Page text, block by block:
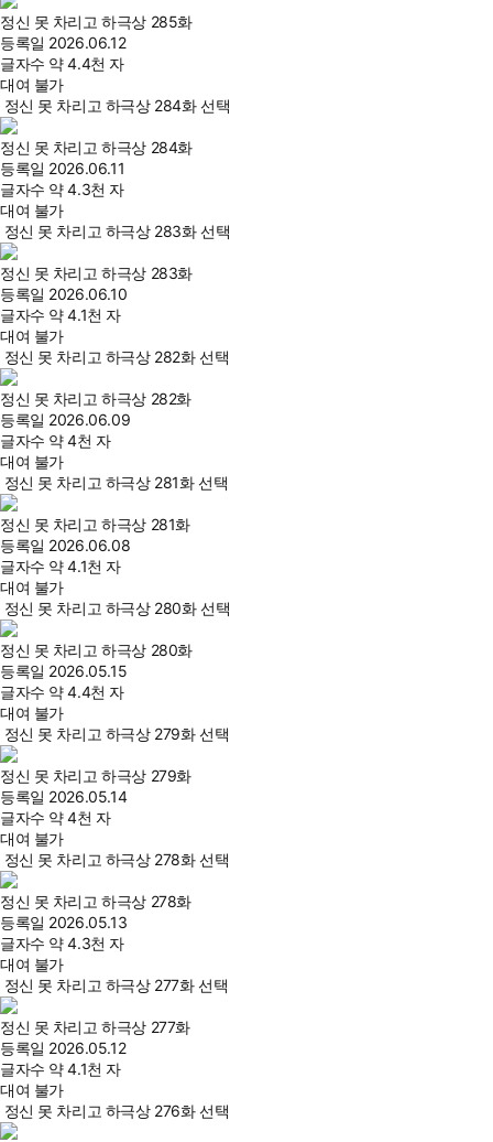
정신 못 차리고 하극상 285화
등록일 2026.06.12
글자수 약 4.4천 자
대여 불가
정신 못 차리고 하극상 284화 선택
정신 못 차리고 하극상 284화
등록일 2026.06.11
글자수 약 4.3천 자
대여 불가
정신 못 차리고 하극상 283화 선택
정신 못 차리고 하극상 283화
등록일 2026.06.10
글자수 약 4.1천 자
대여 불가
정신 못 차리고 하극상 282화 선택
정신 못 차리고 하극상 282화
등록일 2026.06.09
글자수 약 4천 자
대여 불가
정신 못 차리고 하극상 281화 선택
정신 못 차리고 하극상 281화
등록일 2026.06.08
글자수 약 4.1천 자
대여 불가
정신 못 차리고 하극상 280화 선택
정신 못 차리고 하극상 280화
등록일 2026.05.15
글자수 약 4.4천 자
대여 불가
정신 못 차리고 하극상 279화 선택
정신 못 차리고 하극상 279화
등록일 2026.05.14
글자수 약 4천 자
대여 불가
정신 못 차리고 하극상 278화 선택
정신 못 차리고 하극상 278화
등록일 2026.05.13
글자수 약 4.3천 자
대여 불가
정신 못 차리고 하극상 277화 선택
정신 못 차리고 하극상 277화
등록일 2026.05.12
글자수 약 4.1천 자
대여 불가
정신 못 차리고 하극상 276화 선택